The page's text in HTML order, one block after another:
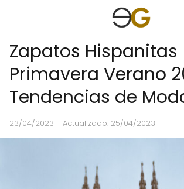
Zapatos Hispanitas
Primavera Verano
Tendencias de
23/04/2023 - Actualizado: 25/04/2023